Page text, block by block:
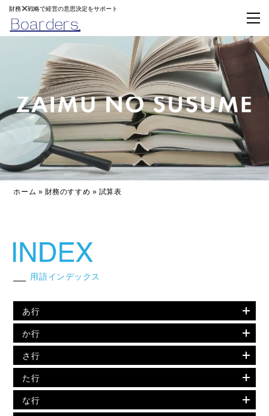
財務 戦略で経営の意思決定をサポート
ホーム » 財務のすすめ » 試算表
用語インデックス
あ行
か行
さ行
た行
な行